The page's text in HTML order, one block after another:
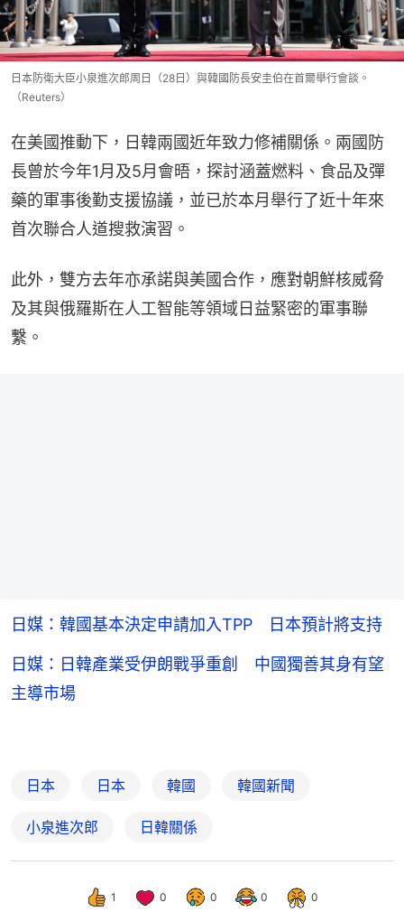
日本防衛大臣小泉進次郎周日（28日）與韓國防長安圭伯在首爾舉行會談。
（Reuters）
在美國推動下，日韓兩國近年致力修補關係。兩國防
長曾於今年1月及5月會晤，探討涵蓋燃料、食品及彈
藥的軍事後勤支援協議，並已於本月舉行了近十年來
首次聯合人道搜救演習。
此外，雙方去年亦承諾與美國合作，應對朝鮮核威脅
及其與俄羅斯在人工智能等領域日益緊密的軍事聯
繫。
日媒：韓國基本決定申請加入TPP 日本預計將支持
日媒：日韓產業受伊朗戰爭重創 中國獨善其身有望
主導市場
日本 日本 韓國 韓國新聞
小泉進次郎 日韓關係
1 0 0 0 0